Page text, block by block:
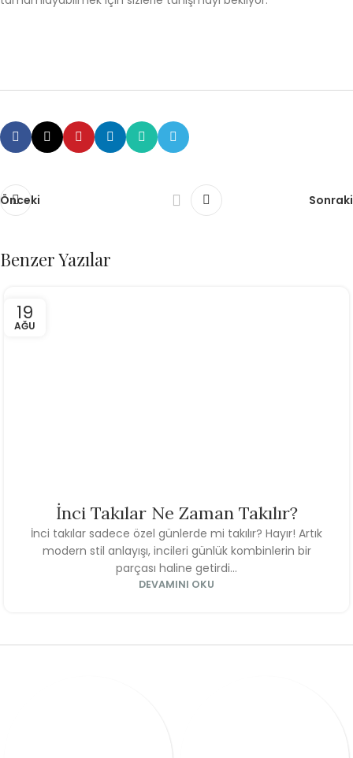
Önceki Sonraki
Benzer Yazılar
19
AĞU
İnci Takılar Ne Zaman Takılır?
İnci takılar sadece özel günlerde mi takılır? Hayır! Artık
modern stil anlayışı, incileri günlük kombinlerin bir
parçası haline getirdi...
DEVAMINI OKU